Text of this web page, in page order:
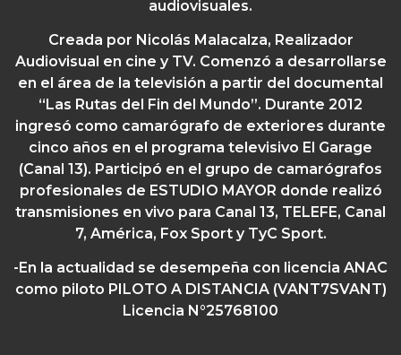
audiovisuales.
Creada por Nicolás Malacalza, Realizador
Audiovisual en cine y TV. Comenzó a desarrollarse
en el área de la televisión a partir del documental
“Las Rutas del Fin del Mundo”. Durante 2012
ingresó como camarógrafo de exteriores durante
cinco años en el programa televisivo El Garage
(Canal 13). Participó en el grupo de camarógrafos
profesionales de ESTUDIO MAYOR donde realizó
transmisiones en vivo para Canal 13, TELEFE, Canal
7, América, Fox Sport y TyC Sport.
-En la actualidad se desempeña con licencia ANAC
como piloto PILOTO A DISTANCIA (VANT7SVANT)
Licencia N°25768100